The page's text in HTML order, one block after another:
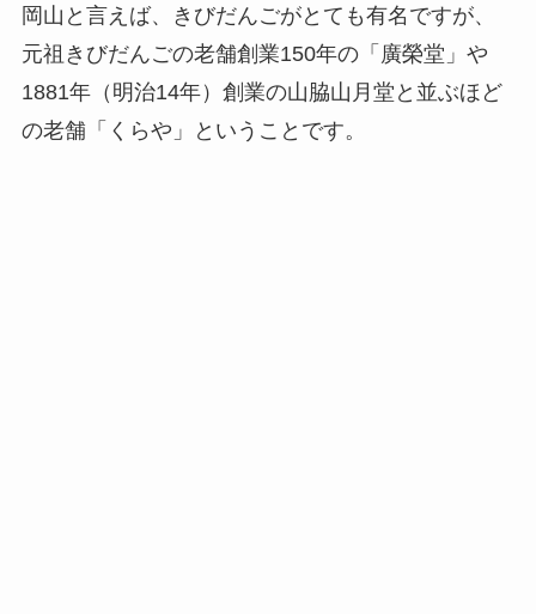
岡山と言えば、きびだんごがとても有名ですが、
元祖きびだんごの老舗創業150年の「廣榮堂」や
1881年（明治14年）創業の山脇山月堂と並ぶほど
の老舗「くらや」ということです。